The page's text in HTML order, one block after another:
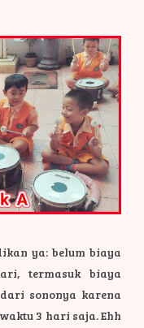
ya: belum biaya
termasuk biaya
sononya karena
3 hari saja. Ehh